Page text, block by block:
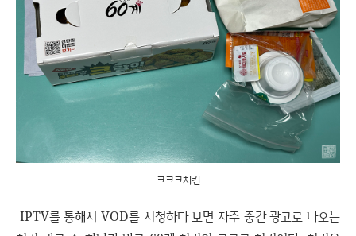
크크크치킨
IPTV를 통해서 VOD를 시청하다 보면 자주 중간 광고로 나오는